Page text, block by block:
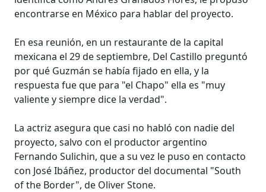
encontrarse en México para hablar del proyecto.
En esa reunión, en un restaurante de la capital
mexicana el 29 de septiembre, Del Castillo preguntó
por qué Guzmán se había fijado en ella, y la
respuesta fue que para "el Chapo" ella es "muy
valiente y siempre dice la verdad".
La actriz asegura que casi no habló con nadie del
proyecto, salvo con el productor argentino
Fernando Sulichin, que a su vez le puso en contacto
con José Ibáñez, productor del documental "South
of the Border", de Oliver Stone.